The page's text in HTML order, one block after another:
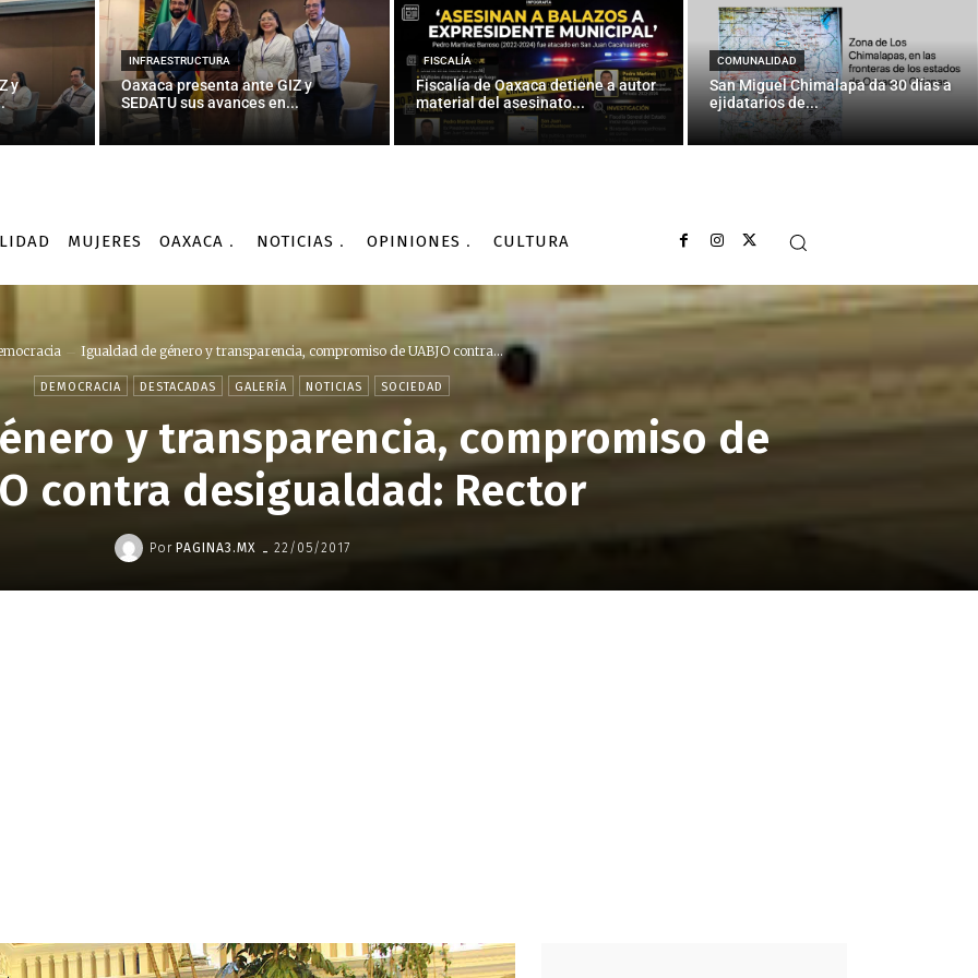
y
INFRAESTRUCTURA
Oaxaca presenta ante GIZ y
SEDATU sus avances en...
FISCALÍA
Fiscalía de Oaxaca detiene a autor
material del asesinato...
COMUNALIDAD
San Miguel Chimalapa da 30 días a
ejidatarios de...
MUJERES OAXACA NOTICIAS OPINIONES CULTURA
Igualdad de género y transparencia, compromiso de UABJO contra...
DEMOCRACIA DESTACADAS GALERÍA NOTICIAS SOCIEDAD
y transparencia, compromiso de
contra desigualdad: Rector
Por PAGINA3.MX - 22/05/2017